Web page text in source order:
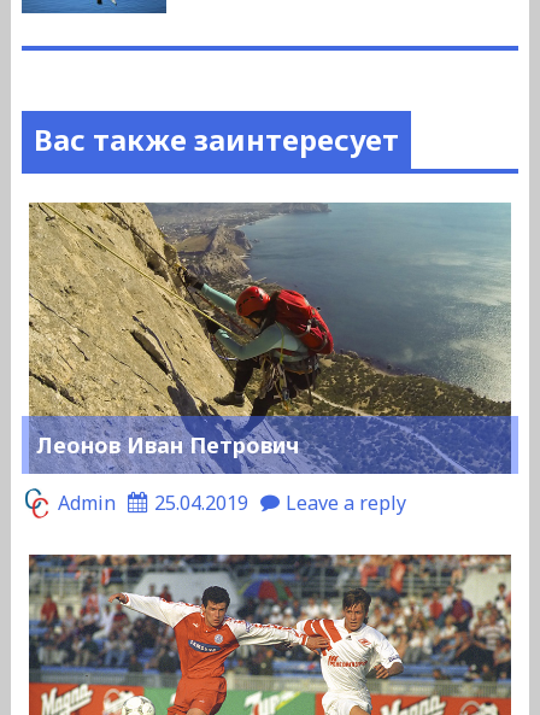
Вас также заинтересует
Леонов Иван Петрович
Admin 25.04.2019 Leave a reply